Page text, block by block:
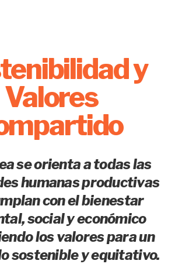
y
Valores
se orienta a todas las
humanas productivas
con el bienestar
social y económico
los valores para un
sostenible y equitativo.